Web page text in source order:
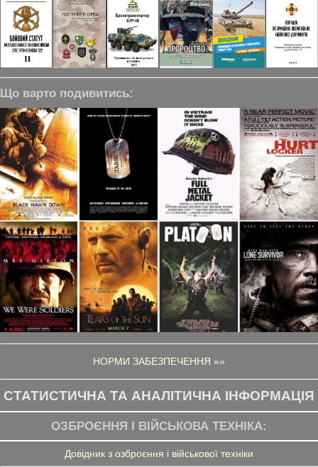
Що варто подивитись:
НОРМИ ЗАБЕЗПЕЧЕННЯ »»
СТАТИСТИЧНА ТА АНАЛІТИЧНА ІНФОРМАЦІЯ
ОЗБРОЄННЯ І ВІЙСЬКОВА ТЕХНІКА:
Довідник з озброєння і військової техніки